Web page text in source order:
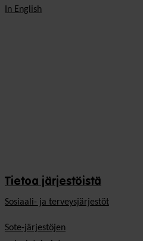
In English
Tietoa järjestöistä
Sosiaali- ja terveysjärjestöt
Sote-järjestöjen